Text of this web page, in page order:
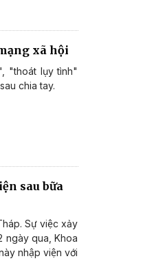
xã hội
"thoát lụy tình"
chia tay.
sau bữa
Sự việc xảy
ngày qua, Khoa
nhập viện với